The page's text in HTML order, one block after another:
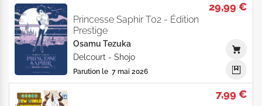
29,99 €
Princesse Saphir T02 - Édition
Prestige
Osamu Tezuka
Delcourt - Shojo
Parution le 7 mai 2026
7,99 €